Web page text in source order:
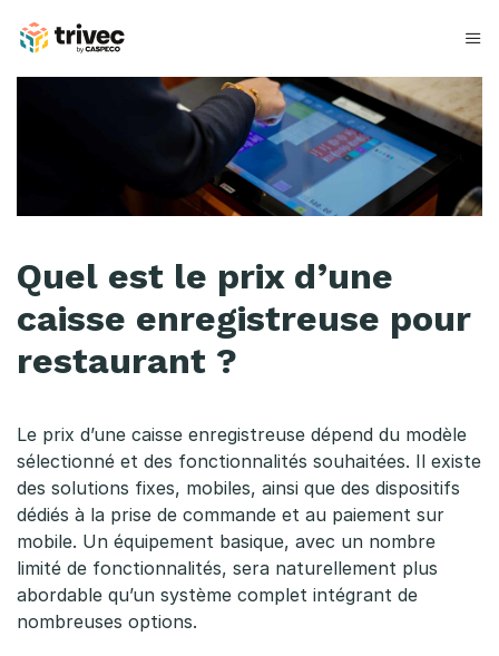
contenu
l
e
s
t
e
p
r
i
x
Quel est le prix d’une
caisse enregistreuse pour
restaurant ?
Le prix d’une caisse enregistreuse dépend du modèle
sélectionné et des fonctionnalités souhaitées. Il existe
des solutions fixes, mobiles, ainsi que des dispositifs
dédiés à la prise de commande et au paiement sur
mobile. Un équipement basique, avec un nombre
limité de fonctionnalités, sera naturellement plus
abordable qu’un système complet intégrant de
nombreuses options.